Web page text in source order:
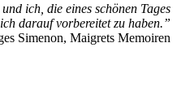
und ich, die eines schönen Tages
darauf vorbereitet zu haben.”
Simenon, Maigrets Memoiren